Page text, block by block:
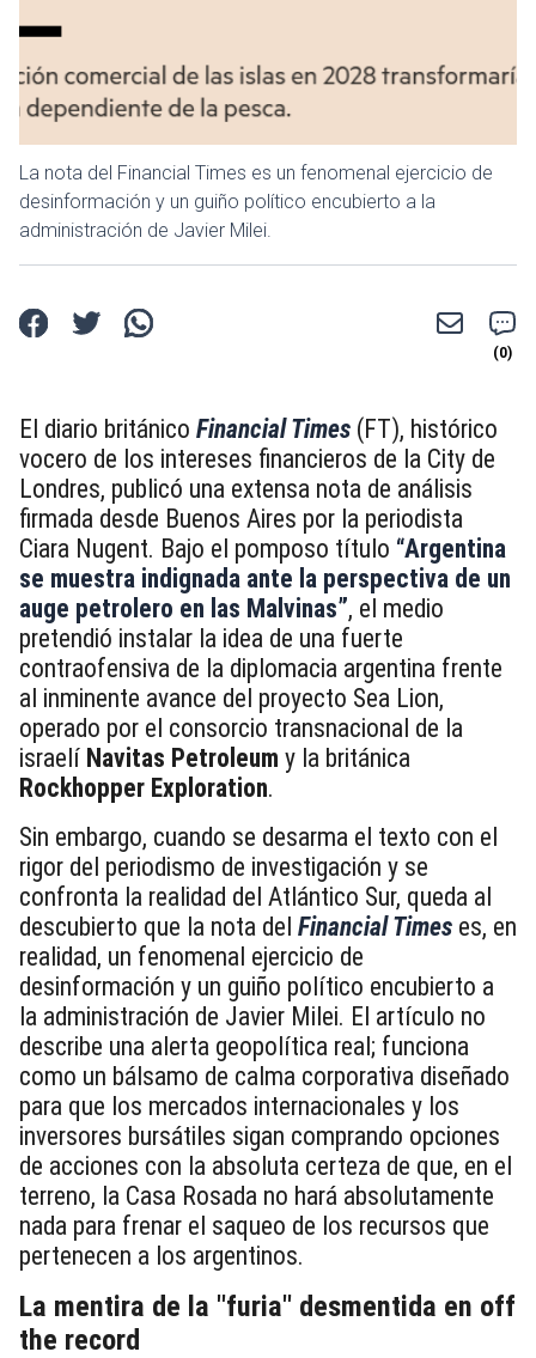
La nota del Financial Times es un fenomenal ejercicio de
desinformación y un guiño político encubierto a la
administración de Javier Milei.
El diario británico Financial Times (FT), histórico
vocero de los intereses financieros de la City de
Londres, publicó una extensa nota de análisis
firmada desde Buenos Aires por la periodista
Ciara Nugent. Bajo el pomposo título “Argentina
se muestra indignada ante la perspectiva de un
auge petrolero en las Malvinas”, el medio
pretendió instalar la idea de una fuerte
contraofensiva de la diplomacia argentina frente
al inminente avance del proyecto Sea Lion,
operado por el consorcio transnacional de la
israelí Navitas Petroleum y la británica
Rockhopper Exploration.
Sin embargo, cuando se desarma el texto con el
rigor del periodismo de investigación y se
confronta la realidad del Atlántico Sur, queda al
descubierto que la nota del Financial Times es, en
realidad, un fenomenal ejercicio de
desinformación y un guiño político encubierto a
la administración de Javier Milei. El artículo no
describe una alerta geopolítica real; funciona
como un bálsamo de calma corporativa diseñado
para que los mercados internacionales y los
inversores bursátiles sigan comprando opciones
de acciones con la absoluta certeza de que, en el
terreno, la Casa Rosada no hará absolutamente
nada para frenar el saqueo de los recursos que
pertenecen a los argentinos.
La mentira de la "furia" desmentida en off
the record